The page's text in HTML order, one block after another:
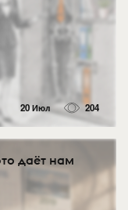
20 Июл 204
даёт нам